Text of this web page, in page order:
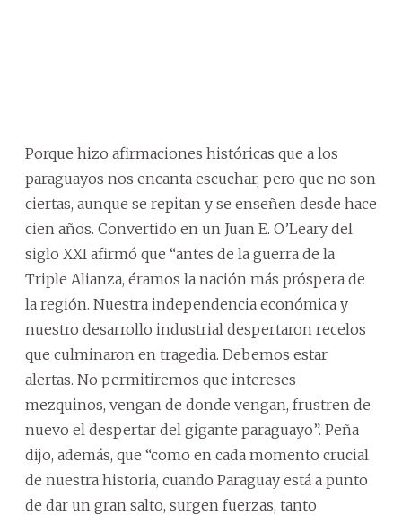
Porque hizo afirmaciones históricas que a los
paraguayos nos encanta escuchar, pero que no son
ciertas, aunque se repitan y se enseñen desde hace
cien años. Convertido en un Juan E. O’Leary del
siglo XXI afirmó que “antes de la guerra de la
Triple Alianza, éramos la nación más próspera de
la región. Nuestra independencia económica y
nuestro desarrollo industrial despertaron recelos
que culminaron en tragedia. Debemos estar
alertas. No permitiremos que intereses
mezquinos, vengan de donde vengan, frustren de
nuevo el despertar del gigante paraguayo”. Peña
dijo, además, que “como en cada momento crucial
de nuestra historia, cuando Paraguay está a punto
de dar un gran salto, surgen fuerzas, tanto